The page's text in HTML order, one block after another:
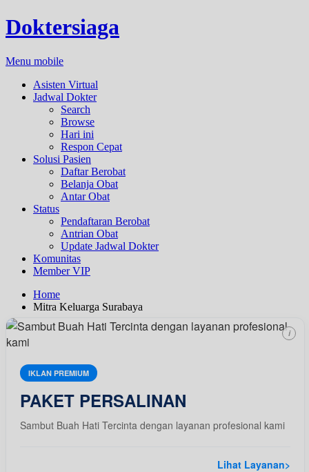
Doktersiaga
Menu mobile
Asisten Virtual
Jadwal Dokter
Search
Browse
Hari ini
Respon Cepat
Solusi Pasien
Daftar Berobat
Belanja Obat
Antar Obat
Status
Pendaftaran Berobat
Antrian Obat
Update Jadwal Dokter
Komunitas
Member VIP
Home
Mitra Keluarga Surabaya
IKLAN PREMIUM
PAKET PERSALINAN
Sambut Buah Hati Tercinta dengan layanan profesional kami
Lihat Layanan>
i